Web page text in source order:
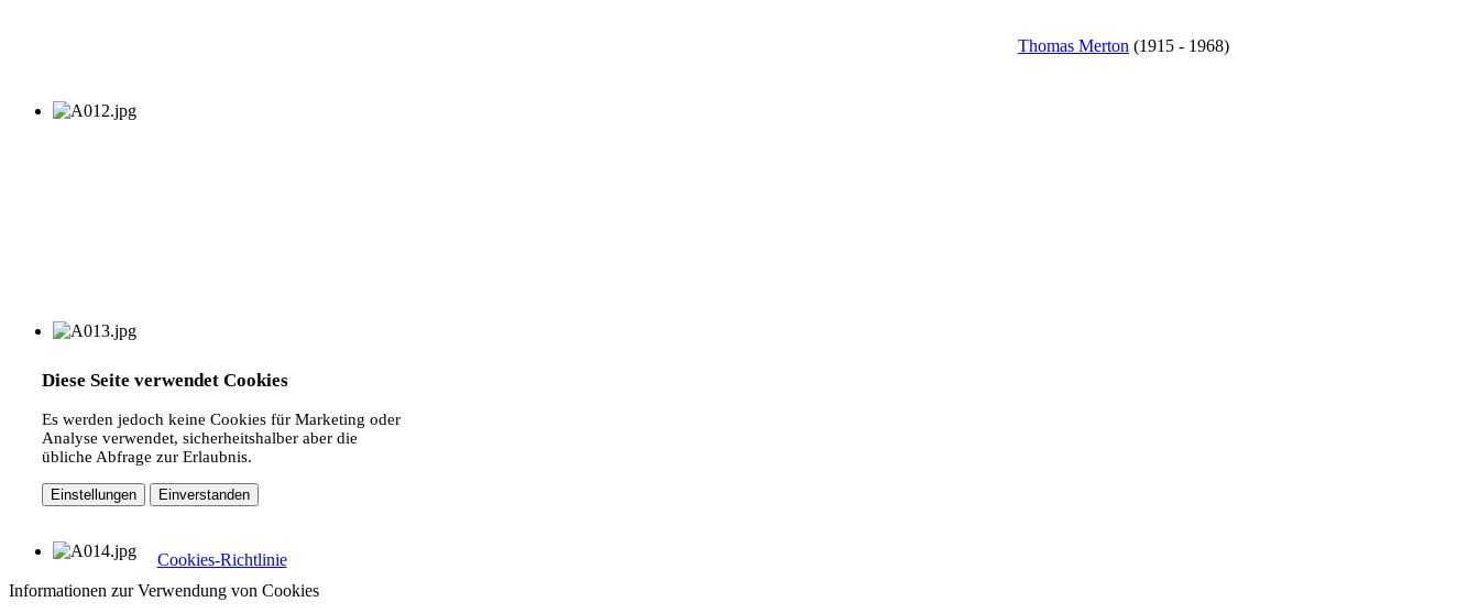
Thomas Merton (1915 - 1968)
Diese Seite verwendet Cookies
Es werden jedoch keine Cookies für Marketing oder
Analyse verwendet, sicherheitshalber aber die
übliche Abfrage zur Erlaubnis.
Einstellungen Einverstanden
Cookies-Richtlinie
Informationen zur Verwendung von Cookies